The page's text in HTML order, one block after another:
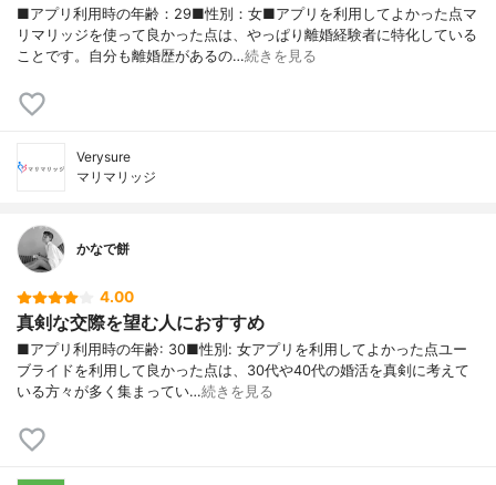
■アプリ利用時の年齢：29■性別：女■アプリを利用してよかった点マ
リマリッジを使って良かった点は、やっぱり離婚経験者に特化している
ことです。自分も離婚歴があるの…続きを見る
Verysure
マリマリッジ
かなで餅
4.00
真剣な交際を望む人におすすめ
■アプリ利用時の年齢: 30■性別: 女アプリを利用してよかった点ユー
ブライドを利用して良かった点は、30代や40代の婚活を真剣に考えて
いる方々が多く集まってい…続きを見る